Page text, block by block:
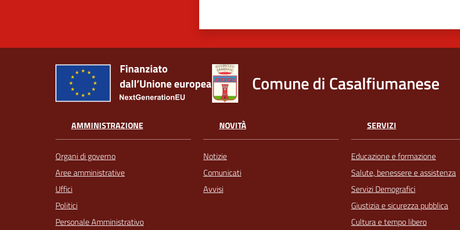
Comune di Casalfiumanese
AMMINISTRAZIONE
Organi di governo
Aree amministrative
Uffici
Politici
Personale Amministrativo
NOVITÀ
Notizie
Comunicati
Avvisi
SERVIZI
Educazione e formazione
Salute, benessere e assistenza
Servizi Demografici
Giustizia e sicurezza pubblica
Cultura e tempo libero